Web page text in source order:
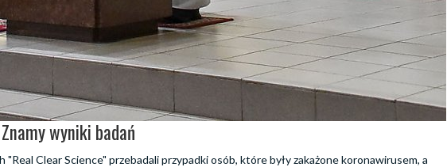
wyniki badań
"Real Clear Science" przebadali przypadki osób, które były zakażone koronawirusem, a